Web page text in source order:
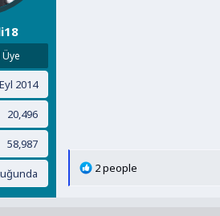
2014
20,496
58,987
T
2 people